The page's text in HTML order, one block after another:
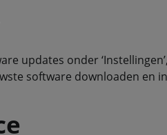
updates onder ‘Instellingen’,
software downloaden en